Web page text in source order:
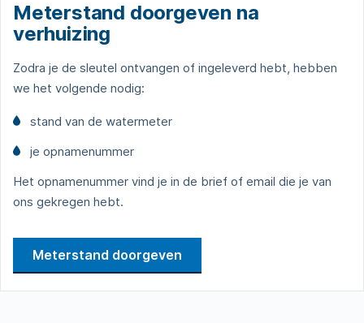
Meterstand doorgeven na
verhuizing
Zodra je de sleutel ontvangen of ingeleverd hebt, hebben
we het volgende nodig:
stand van de watermeter
je opnamenummer
Het opnamenummer vind je in de brief of email die je van
ons gekregen hebt.
Meterstand doorgeven